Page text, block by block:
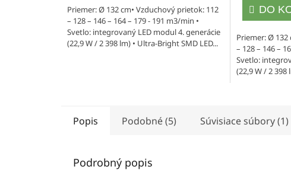
5,0
z
5
hviezdičiek.
Priemer: Ø 132 cm• Vzduchový prietok: 112
– 128 – 146 – 164 – 179 - 191 m3/min •
Svetlo: integrovaný LED modul 4. generácie
(22,9 W / 2 398 lm) • Ultra-Bright SMD LED...
5
hviezdičiek.
DO
Priemer: Ø 132
– 128 – 146 –
Svetlo:
(22,9 W / 2 398
Popis Podobné (5) Súvisiace súbory (1)
Podrobný popis